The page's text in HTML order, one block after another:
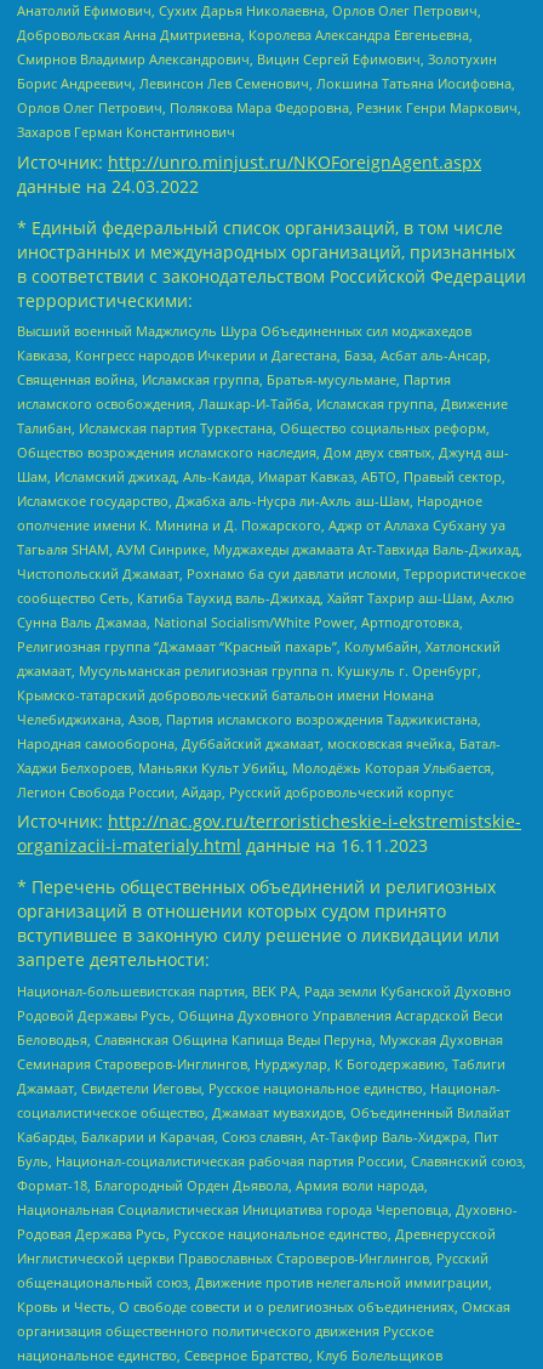
Анатолий Ефимович, Сухих Дарья Николаевна, Орлов Олег Петрович,
Добровольская Анна Дмитриевна, Королева Александра Евгеньевна,
Смирнов Владимир Александрович, Вицин Сергей Ефимович, Золотухин
Борис Андреевич, Левинсон Лев Семенович, Локшина Татьяна Иосифовна,
Орлов Олег Петрович, Полякова Мара Федоровна, Резник Генри Маркович,
Захаров Герман Константинович
Источник: http://unro.minjust.ru/NKOForeignAgent.aspx
данные на 24.03.2022
* Единый федеральный список организаций, в том числе
иностранных и международных организаций, признанных
в соответствии с законодательством Российской Федерации
террористическими:
Высший военный Маджлисуль Шура Объединенных сил моджахедов
Кавказа, Конгресс народов Ичкерии и Дагестана, База, Асбат аль-Ансар,
Священная война, Исламская группа, Братья-мусульмане, Партия
исламского освобождения, Лашкар-И-Тайба, Исламская группа, Движение
Талибан, Исламская партия Туркестана, Общество социальных реформ,
Общество возрождения исламского наследия, Дом двух святых, Джунд аш-
Шам, Исламский джихад, Аль-Каида, Имарат Кавказ, АБТО, Правый сектор,
Исламское государство, Джабха аль-Нусра ли-Ахль аш-Шам, Народное
ополчение имени К. Минина и Д. Пожарского, Аджр от Аллаха Субхану уа
Тагьаля SHAM, АУМ Синрике, Муджахеды джамаата Ат-Тавхида Валь-Джихад,
Чистопольский Джамаат, Рохнамо ба суи давлати исломи, Террористическое
сообщество Сеть, Катиба Таухид валь-Джихад, Хайят Тахрир аш-Шам, Ахлю
Сунна Валь Джамаа, National Socialism/White Power, Артподготовка,
Религиозная группа “Джамаат “Красный пахарь”, Колумбайн, Хатлонский
джамаат, Мусульманская религиозная группа п. Кушкуль г. Оренбург,
Крымско-татарский добровольческий батальон имени Номана
Челебиджихана, Азов, Партия исламского возрождения Таджикистана,
Народная самооборона, Дуббайский джамаат, московская ячейка, Батал-
Хаджи Белхороев, Маньяки Культ Убийц, Молодёжь Которая Улыбается,
Легион Свобода России, Айдар, Русский добровольческий корпус
Источник: http://nac.gov.ru/terroristicheskie-i-ekstremistskie-
organizacii-i-materialy.html данные на 16.11.2023
* Перечень общественных объединений и религиозных
организаций в отношении которых судом принято
вступившее в законную силу решение о ликвидации или
запрете деятельности:
Национал-большевистская партия, ВЕК РА, Рада земли Кубанской Духовно
Родовой Державы Русь, Община Духовного Управления Асгардской Веси
Беловодья, Славянская Община Капища Веды Перуна, Мужская Духовная
Семинария Староверов-Инглингов, Нурджулар, К Богодержавию, Таблиги
Джамаат, Свидетели Иеговы, Русское национальное единство, Национал-
социалистическое общество, Джамаат мувахидов, Объединенный Вилайат
Кабарды, Балкарии и Карачая, Союз славян, Ат-Такфир Валь-Хиджра, Пит
Буль, Национал-социалистическая рабочая партия России, Славянский союз,
Формат-18, Благородный Орден Дьявола, Армия воли народа,
Национальная Социалистическая Инициатива города Череповца, Духовно-
Родовая Держава Русь, Русское национальное единство, Древнерусской
Инглистической церкви Православных Староверов-Инглингов, Русский
общенациональный союз, Движение против нелегальной иммиграции,
Кровь и Честь, О свободе совести и о религиозных объединениях, Омская
организация общественного политического движения Русское
национальное единство, Северное Братство, Клуб Болельщиков